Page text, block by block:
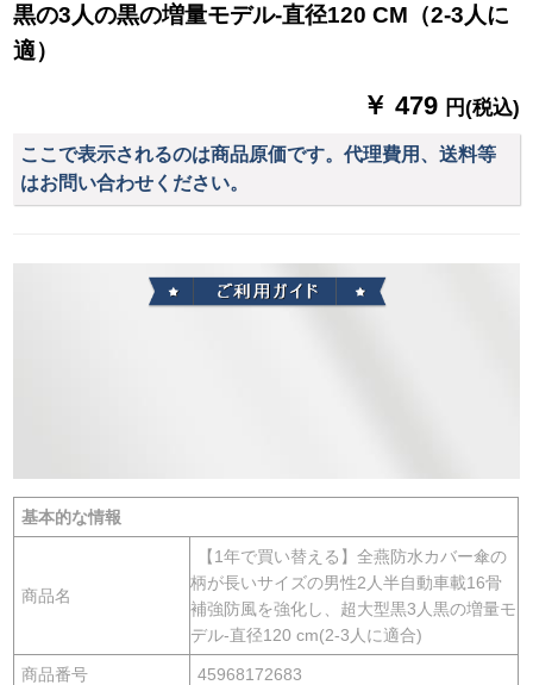
黒の3人の黒の増量モデル-直径120 CM（2-3人に
適）
￥ 479 円(税込)
ここで表示されるのは商品原価です。代理費用、送料等
はお問い合わせください。
基本的な情報
商品名
【1年で買い替える】全燕防水カバー傘の
柄が長いサイズの男性2人半自動車載16骨
補強防風を強化し、超大型黒3人黒の増量モ
デル-直径120 cm(2-3人に適合)
商品番号 45968172683